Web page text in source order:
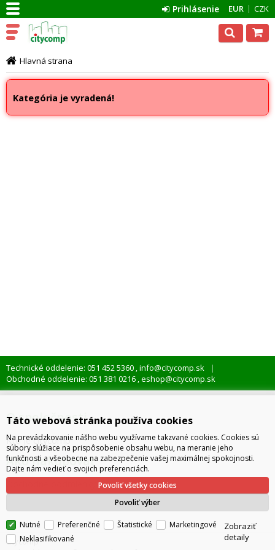
EUR CZK
Prihlásenie
Hlavná strana
Kategória je vyradená!
Technické oddelenie: 051 452 5360 ,info@citycomp.sk
Obchodné oddelenie: 051 381 0216 ,eshop@citycomp.sk
O spoločnosti
Kto je citycomp
Ako nakupovať
citycomp
Táto webová stránka používa cookies
Na prevádzkovanie nášho webu využívame takzvané cookies. Cookies sú
súbory slúžiace na prispôsobenie obsahu webu, na meranie jeho
funkčnosti a všeobecne na zabezpečenie vašej maximálnej spokojnosti.
Dajte nám vedieť o svojich preferenciách.
Povoliť výber
Povoliť všetky cookies
Nutné Preferenčné Štatistické
Marketingové
Neklasifikované
Zobraziť
detaily